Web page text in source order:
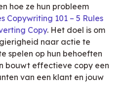
hoe ze hun probleem
Copywriting 101 – 5 Rules
Copy. Het doel is om
naar actie te
spelen op hun behoeften
bouwt effectieve copy een
van een klant en jouw